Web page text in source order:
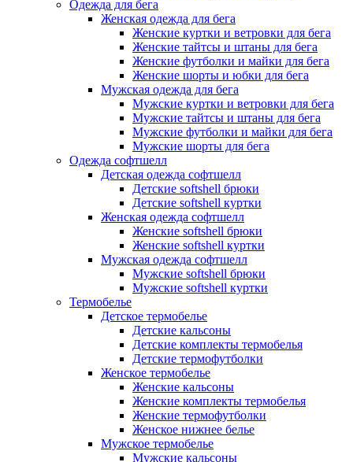
Одежда для бега
Женская одежда для бега
Женские куртки и ветровки для бега
Женские тайтсы и штаны для бега
Женские футболки и майки для бега
Женские шорты и юбки для бега
Мужская одежда для бега
Мужские куртки и ветровки для бега
Мужские тайтсы и штаны для бега
Мужские футболки и майки для бега
Мужские шорты для бега
Одежда софтшелл
Детская одежда софтшелл
Детские softshell брюки
Детские softshell куртки
Женская одежда софтшелл
Женские softshell брюки
Женские softshell куртки
Мужская одежда софтшелл
Мужские softshell брюки
Мужские softshell куртки
Термобелье
Детское термобелье
Детские кальсоны
Детские комплекты термобелья
Детские термофутболки
Женское термобелье
Женские кальсоны
Женские комплекты термобелья
Женские термофутболки
Женское нижнее белье
Мужское термобелье
Мужские кальсоны